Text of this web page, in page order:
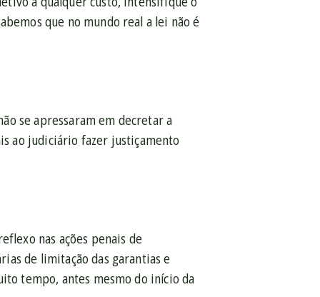
que no mundo real a lei não é
se apressaram em decretar a
ao judiciário fazer justiçamento
nas ações penais de
de limitação das garantias e
tempo, antes mesmo do início da